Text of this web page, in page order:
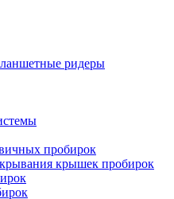
ридеры
пробирок
крышек пробирок